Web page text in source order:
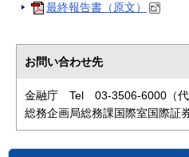
最終報告書（原文）
お問い合わせ先
金融庁 Tel 03-3506-6000（代
総務企画局総務課国際室国際証